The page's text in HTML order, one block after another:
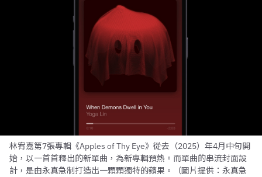
林宥嘉第7張專輯《Apples of Thy Eye》從去（2025）年4月中旬開
始，以一首首釋出的新單曲，為新專輯預熱。而單曲的串流封面設
計，是由永真急制打造出一顆顆獨特的蘋果。（圖片提供：永真急